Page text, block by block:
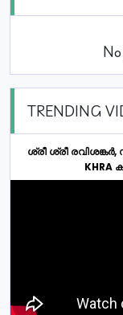
TRENDING
ശ്രീ ശ്രീ
KHRA